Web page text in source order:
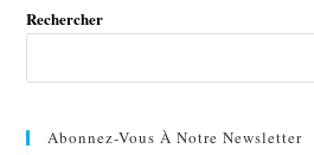
Rechercher
Abonnez-Vous À Notre Newsletter